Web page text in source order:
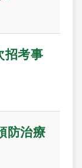
招考事
防治療